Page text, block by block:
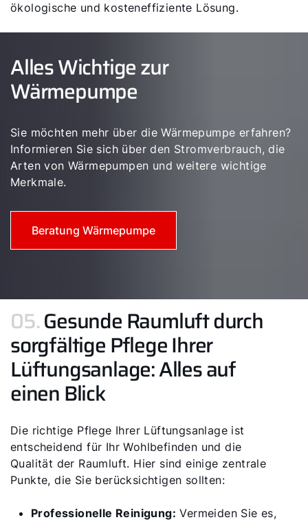
ökologische und kosteneffiziente Lösung.
Alles Wichtige zur
Wärmepumpe
Sie möchten mehr über die Wärmepumpe erfahren?
Informieren Sie sich über den Stromverbrauch, die
Arten von Wärmepumpen und weitere wichtige
Merkmale.
Beratung Wärmepumpe
05.Gesunde Raumluft durch
sorgfältige Pflege Ihrer
Lüftungsanlage: Alles auf
einen Blick
Die richtige Pflege Ihrer Lüftungsanlage ist
entscheidend für Ihr Wohlbefinden und die
Qualität der Raumluft. Hier sind einige zentrale
Punkte, die Sie berücksichtigen sollten:
Professionelle Reinigung: Vermeiden Sie es,